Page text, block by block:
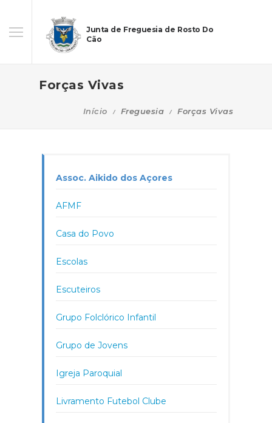
Junta de Freguesia de Rosto Do
Cão
Forças Vivas
Início Freguesia Forças Vivas
Assoc. Aikido dos Açores
AFMF
Casa do Povo
Escolas
Escuteiros
Grupo Folclórico Infantil
Grupo de Jovens
Igreja Paroquial
Livramento Futebol Clube